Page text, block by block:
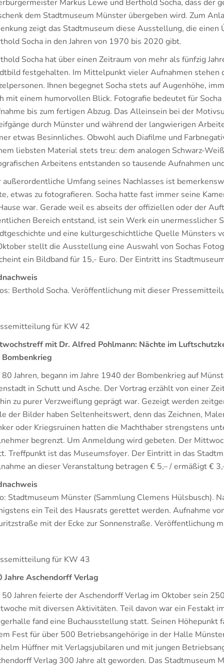
Markus Lewe und Berthold Socha, dass der
dem Stadtmuseum Münster übergeben wird. Zum
zeigt das Stadtmuseum diese Ausstellung, die
Socha in den Jahren von 1970 bis 2020 gibt.
Socha hat über einen Zeitraum von mehr als fünfzig
festgehalten. Im Mittelpunkt vieler Aufnahmen stehen
Ihnen begegnet Socha stets auf Augenhöhe,
mit einem humorvollen Blick. Fotografie bedeutet für
bis zum fertigen Abzug. Das Alleinsein bei der
durch Münster und während der langwierigen
etwas Besinnliches. Obwohl auch Diafilme und
liebsten Material stets treu: dem analogen Schwarz-
Arbeitens entstanden so tausende Aufnahmen
außerordentliche Umfang seines Nachlasses ist
etwas zu fotografieren. Socha hatte fast immer seine
war. Gerade weil es abseits der offiziellen oder der
Bereich entstand, ist sein Werk ein unermesslicher
und eine kulturgeschichtliche Quelle Münsters
stellt die Ausstellung eine Auswahl von Sochas
ein Bildband für 15,- Euro. Der Eintritt ins
Berthold Socha. Veröffentlichung mit dieser
für KW 42
mit Dr. Alfred Pohlmann: Nächte im
80 Jahren, begann im Jahre 1940 der Bombenkrieg auf
in Schutt und Asche. Der Vortrag erzählt von einer
zu purer Verzweiflung geprägt war. Gezeigt werden
der Bilder haben Seltenheitswert, denn das Zeichnen,
oder Kriegsruinen hatten die Machthaber strengstens
begrenzt. Um Anmeldung wird gebeten. Der
Treffpunkt ist das Museumsfoyer. Der Eintritt in das
an dieser Veranstaltung betragen € 5,– / ermäßigt €
Stadtmuseum Münster (Sammlung Clemens Hülsbusch).
ein Teil des Hausrats gerettet werden. Aufnahme
mit der Ecke zur Sonnenstraße. Veröffentlichung
für KW 43
Jahre Aschendorff Verlag
50 Jahren feierte der Aschendorff Verlag im Oktober sein
mit diversen Aktivitäten. Teil davon war ein Festakt
fand eine Buchausstellung statt. Seinen Höhepunkt
Fest für über 500 Betriebsangehörige in der Halle
Hüffner mit Verlagsjubilaren und mit jungen
Verlag 300 Jahre alt geworden. Das Stadtmuseum